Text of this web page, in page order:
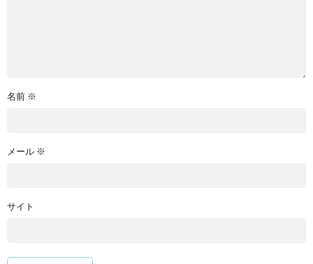
名前 ※
メール ※
サイト